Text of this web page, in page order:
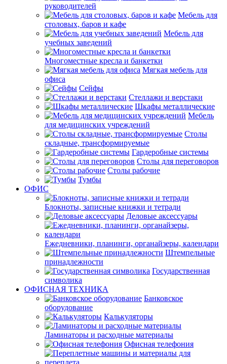
руководителей
Мебель для
столовых, баров и кафе
Мебель для
учебных заведений
Многоместные кресла и банкетки
Мягкая мебель для
офиса
Сейфы
Стеллажи и верстаки
Шкафы металлические
Мебель
для медицинских учреждений
Столы
складные, трансформируемые
Гардеробные системы
Столы для переговоров
Столы рабочие
Тумбы
ОФИС
Блокноты, записные книжки и тетради
Деловые аксессуары
Ежедневники, планинги, органайзеры, календари
Штемпельные
принадлежности
Государственная
символика
ОФИСНАЯ ТЕХНИКА
Банковское
оборудование
Калькуляторы
Ламинаторы и расходные материалы
Офисная телефония